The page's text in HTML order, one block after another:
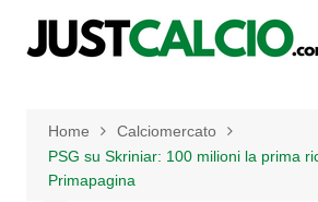
Home
Calciomercato
PSG su Skriniar: 100 milioni la prima
Primapagina